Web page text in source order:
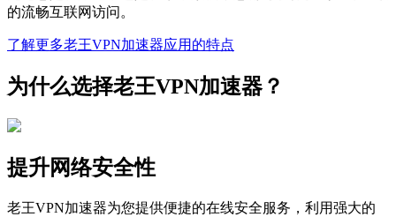
的流畅互联网访问。
了解更多老王VPN加速器应用的特点
为什么选择老王VPN加速器？
提升网络安全性
老王VPN加速器为您提供便捷的在线安全服务，利用强大的